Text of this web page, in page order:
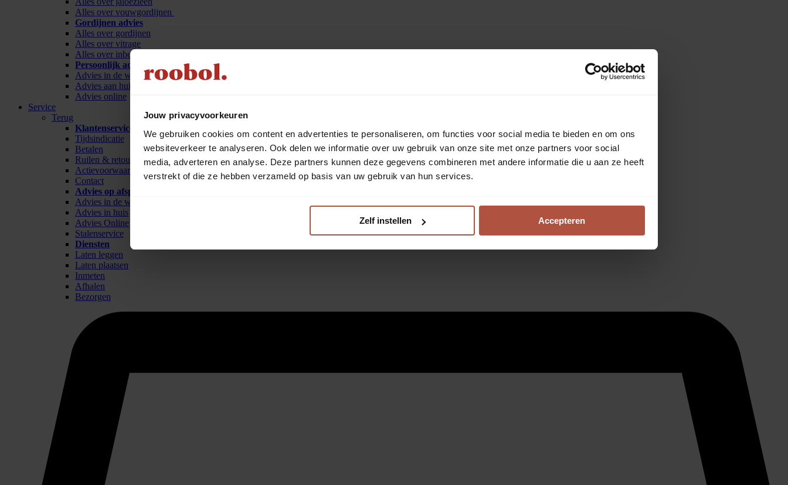
Jouw privacyvoorkeuren
We gebruiken cookies om content en advertenties te personaliseren, om functies voor social media te bieden en om ons
websiteverkeer te analyseren. Ook delen we informatie over uw gebruik van onze site met onze partners voor social
media, adverteren en analyse. Deze partners kunnen deze gegevens combineren met andere informatie die u aan ze heeft
verstrekt of die ze hebben verzameld op basis van uw gebruik van hun services.
Zelf instellen Accepteren
Alles over vouwgordijnen
Gordijnen advies
Alles over gordijnen
Alles over vitrage
Alles over inbetween
Persoonlijk advies
Advies in de winkel
Advies aan huis
Advies online
Service
Terug
Klantenservice
Tijdsindicatie
Betalen
Ruilen & retour
Actievoorwaarden
Contact
Advies op afspraak
Advies in de winkel
Advies in huis
Advies Online
Stalenservice
Diensten
Laten leggen
Laten plaatsen
Inmeten
Afhalen
Bezorgen